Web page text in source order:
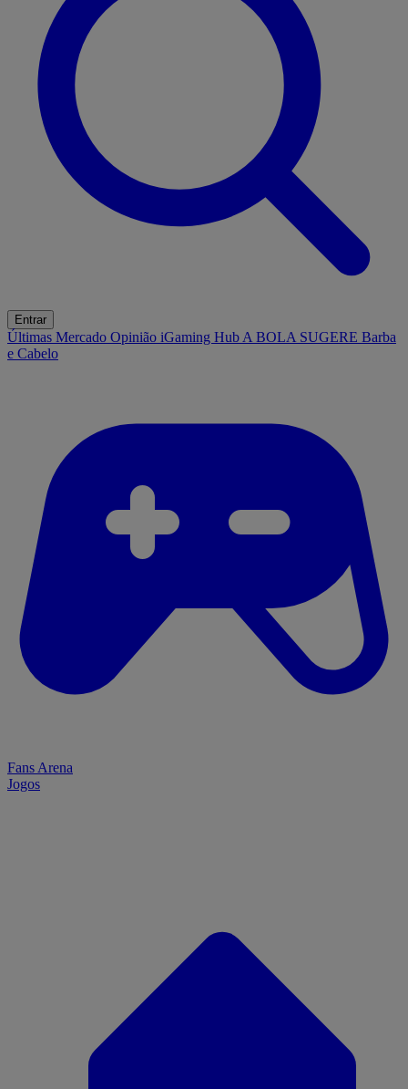
Entrar
Últimas Mercado Opinião iGaming Hub A BOLA SUGERE Barba
e Cabelo
Fans Arena
Jogos